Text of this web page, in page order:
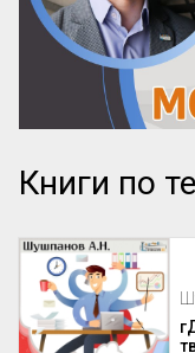
Книги по